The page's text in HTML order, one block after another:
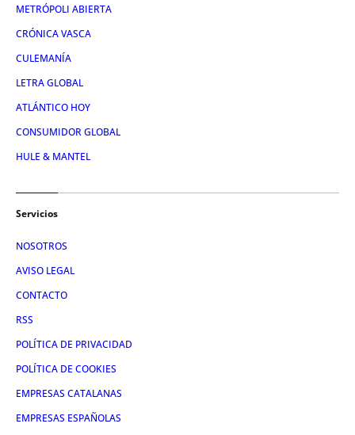
METRÓPOLI ABIERTA
CRÓNICA VASCA
CULEMANÍA
LETRA GLOBAL
ATLÁNTICO HOY
CONSUMIDOR GLOBAL
HULE & MANTEL
Servicios
NOSOTROS
AVISO LEGAL
CONTACTO
RSS
POLÍTICA DE PRIVACIDAD
POLÍTICA DE COOKIES
EMPRESAS CATALANAS
EMPRESAS ESPAÑOLAS